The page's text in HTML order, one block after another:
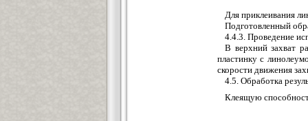
Для приклеивания
Подготовленный
4.4.3. Проведение
В верхний захват
пластинку с
скорости движения
4.5. Обработка
Клеящую